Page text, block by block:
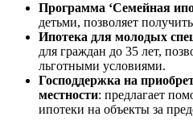
Программа ‘Семейная
детьми, позволяет
Ипотека для молодых
для граждан до 35 лет,
льготными условиями.
Господдержка на
местности: предлагает
ипотеки на объекты за